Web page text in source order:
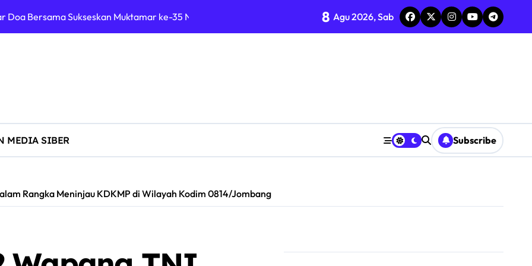
Doa Bersama Sukseskan Muktamar ke-35 NU di Tambakberas
1 Lompat Jauh Putra Tingkat Kecamatan Sumobito di HUT RI ke-81
JOMBANG RAYAKAN HUT RI KE-81 DENGAN SEMANGAT “INDONESIA BERDAULAT, ADIL, DAN MAKMUR”
YALPK Sidoarjo Salurkan BBM Gratis untuk Pengemudi Ojol di Candi
Pencegahan TPPO dan Perkenalan POLTEKIMIPAS di SMKN 2 Jombang
Jombang Gelar Porkab 2026 untuk Pererat Kebersamaan ASN
Libatkan Oknum Polisi, Kuasa Hukum Soroti Lambannya Penanganan dan Dugaan Intimidasi terhadap Saksi
PDI Perjuangan Sulsel, Desak Evaluasi Ketua DPRD Lutim
8 Agu 2026, Sab
MEDIA SIBER Subscribe
Rangka Meninjau KDKMP di Wilayah Kodim 0814/Jombang